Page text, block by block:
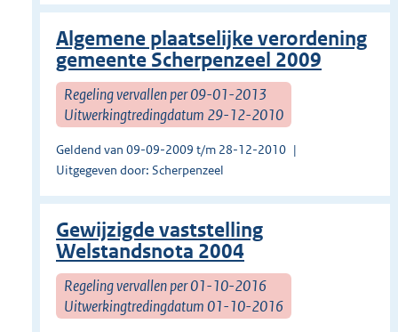
Algemene plaatselijke verordening
gemeente Scherpenzeel 2009
Regeling vervallen per 09-01-2013
Uitwerkingtredingdatum 29-12-2010
Geldend van 09-09-2009 t/m 28-12-2010
Uitgegeven door: Scherpenzeel
Gewijzigde vaststelling
Welstandsnota 2004
Regeling vervallen per 01-10-2016
Uitwerkingtredingdatum 01-10-2016